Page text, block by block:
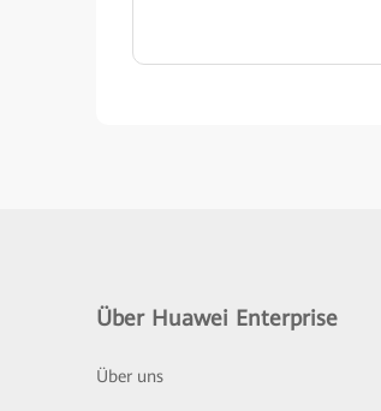
Über Huawei Enterprise
Über uns